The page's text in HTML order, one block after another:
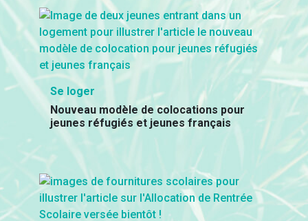
Se loger
Nouveau modèle de colocations pour
jeunes réfugiés et jeunes français